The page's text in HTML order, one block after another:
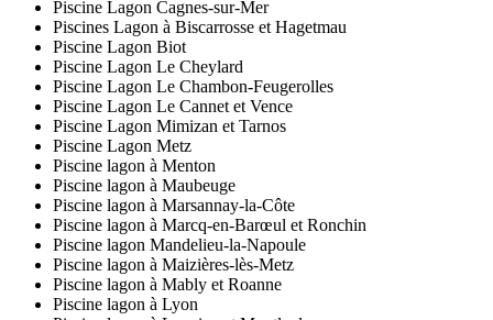
Piscine Lagon Cagnes-sur-Mer
Piscines Lagon à Biscarrosse et Hagetmau
Piscine Lagon Biot
Piscine Lagon Le Cheylard
Piscine Lagon Le Chambon-Feugerolles
Piscine Lagon Le Cannet et Vence
Piscine Lagon Mimizan et Tarnos
Piscine Lagon Metz
Piscine lagon à Menton
Piscine lagon à Maubeuge
Piscine lagon à Marsannay-la-Côte
Piscine lagon à Marcq-en-Barœul et Ronchin
Piscine lagon Mandelieu-la-Napoule
Piscine lagon à Maizières-lès-Metz
Piscine lagon à Mably et Roanne
Piscine lagon à Lyon